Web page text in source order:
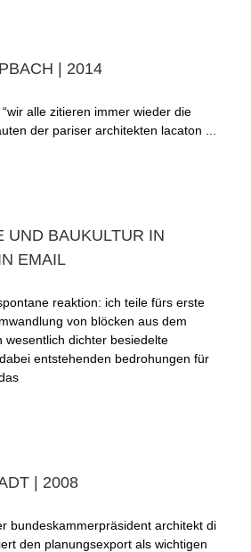
| 2014
alle zitieren immer wieder die
der pariser architekten lacaton ...
UND BAUKULTUR IN
EMAIL
reaktion: ich teile fürs erste
von blöcken aus dem
wesentlich dichter besiedelte
entstehenden bedrohungen für
| 2008
bundeskammerpräsident architekt di
den planungsexport als wichtigen